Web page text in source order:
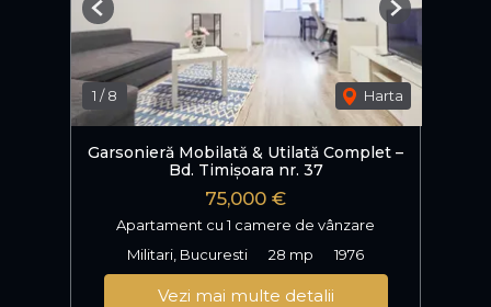
1 /8 Harta
Previous Next
Garsonieră Mobilată & Utilată Complet –
Bd. Timișoara nr. 37
75,000 €
Apartament cu 1 camere de vânzare
Militari, Bucuresti
28 mp 1976
Vezi mai multe detalii